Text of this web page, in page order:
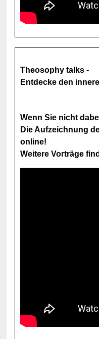
Theosophy talks -
Entdecke den
Wenn Sie nicht
Die Aufzeichnung
online!
Weitere Vorträge